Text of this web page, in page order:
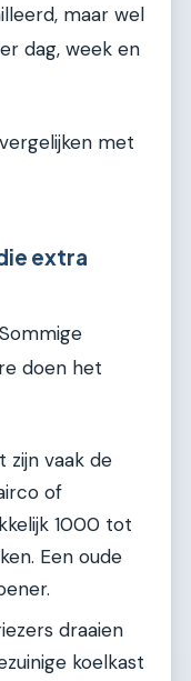
maar wel
dag, week en
met
extra
doen het
zijn vaak de
of
1000 tot
Een oude
draaien
koelkast